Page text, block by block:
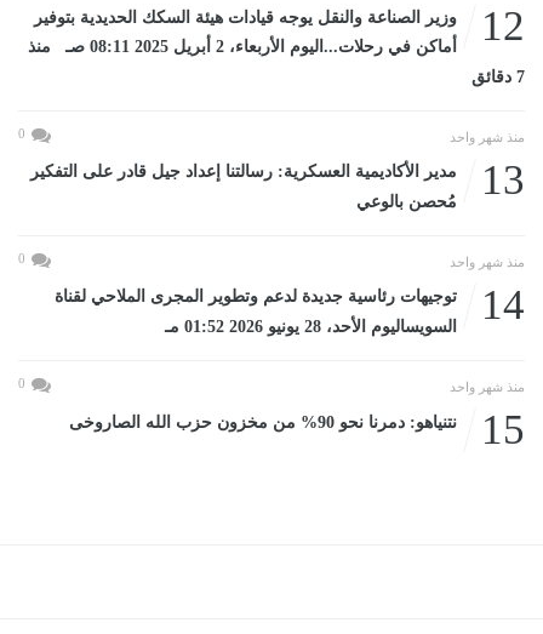
12
وزير الصناعة والنقل يوجه قيادات هيئة السكك الحديدية بتوفير
أماكن في رحلات...اليوم الأربعاء، 2 أبريل 2025 08:11 صـ منذ
7 دقائق
منذ شهر واحد 0
13
مدير الأكاديمية العسكرية: رسالتنا إعداد جيل قادر على التفكير
مُحصن بالوعي
منذ شهر واحد 0
14
توجيهات رئاسية جديدة لدعم وتطوير المجرى الملاحي لقناة
السويساليوم الأحد، 28 يونيو 2026 01:52 مـ
منذ شهر واحد 0
15 نتنياهو: دمرنا نحو 90% من مخزون حزب الله الصاروخى